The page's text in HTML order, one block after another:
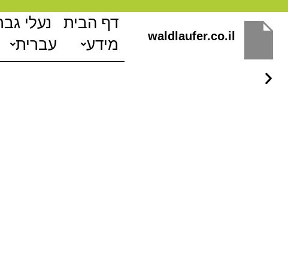
דילוג
לתוכן
waldlaufer.co.il
דף הבית נעלי
מידע
עברית